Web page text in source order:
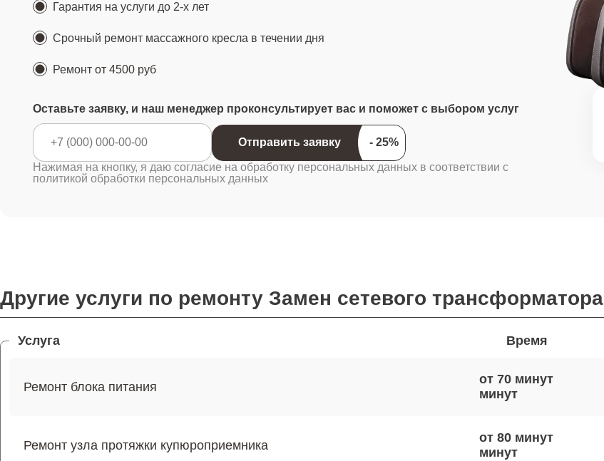
Гарантия на услуги до 2-х лет
Срочный ремонт массажного кресла в течении дня
Ремонт от 4500 руб
Оставьте заявку, и наш менеджер проконсультирует вас и поможет с выбором услуг
Отправить заявку
Нажимая на кнопку, я даю согласие на обработку персональных данных в соответствии с
политикой обработки персональных данных
Другие услуги по ремонту Замен сетевого трансформатора
Услуга Время
Ремонт блока питания
от 70 минут
Ремонт узла протяжки купюроприемника
от 80 минут